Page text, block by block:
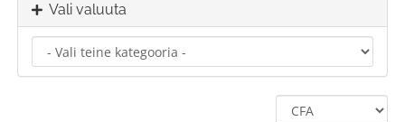
Vali valuuta